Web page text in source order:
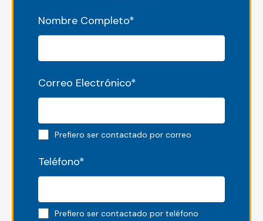
Nombre Completo*
Correo Electrónico*
Email preferred
Prefiero ser contactado por correo
Teléfono*
Phone preferred
Prefiero ser contactado por teléfono